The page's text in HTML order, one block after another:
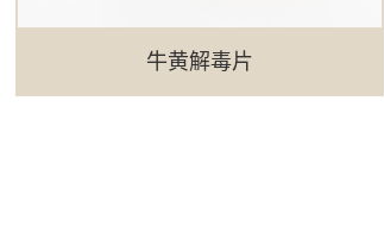
牛黄解毒片